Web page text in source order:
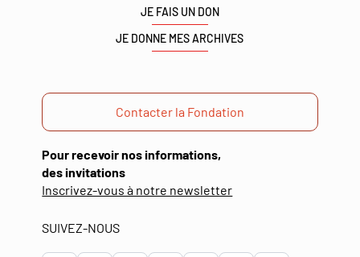
JE FAIS UN DON
JE DONNE MES ARCHIVES
Contacter la Fondation
Pour recevoir nos informations,
des invitations
Inscrivez-vous à notre newsletter(ouverture
SUIVEZ-NOUS